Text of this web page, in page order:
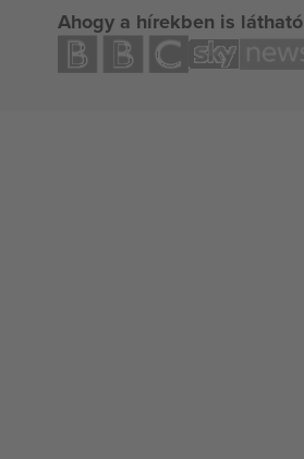
Ahogy a hírekben is látható